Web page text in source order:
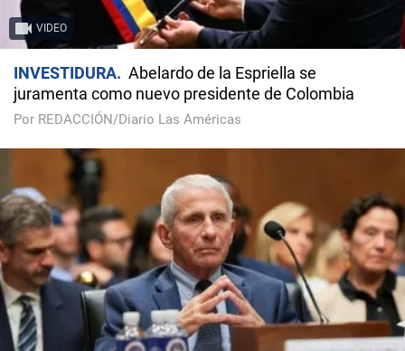
VIDEO
INVESTIDURA
Abelardo de la Espriella se
juramenta como nuevo presidente de Colombia
Por REDACCIÓN/Diario Las Américas